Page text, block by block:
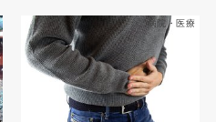
病院・医療